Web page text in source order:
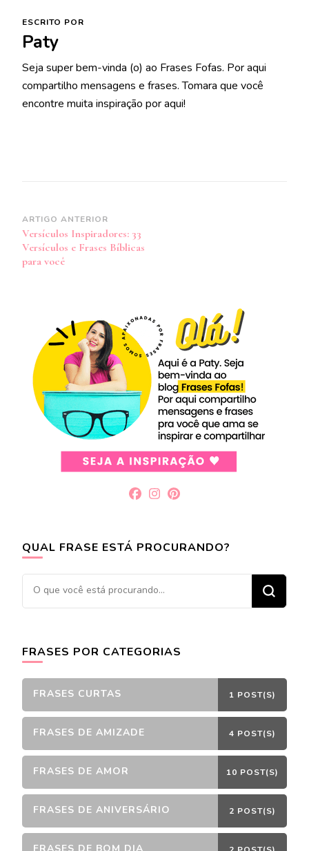
ESCRITO POR
Paty
Seja super bem-vinda (o) ao Frases Fofas. Por aqui
compartilho mensagens e frases. Tomara que você
encontre muita inspiração por aqui!
Navegação
de
post
ARTIGO ANTERIOR
Versículos Inspiradores: 33
Versículos e Frases Bíblicas
para você
QUAL FRASE ESTÁ PROCURANDO?
Procurando
algo?
FRASES POR CATEGORIAS
FRASES CURTAS 1 POST(S)
FRASES DE AMIZADE 4 POST(S)
FRASES DE AMOR 10 POST(S)
FRASES DE ANIVERSÁRIO 2 POST(S)